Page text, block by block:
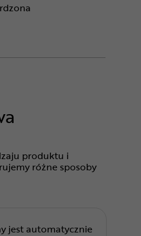
produktu i
różne sposoby
jest automatycznie